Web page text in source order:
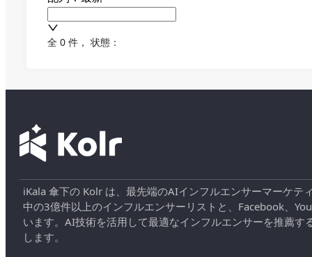
全 0 件 ， 状態：
iKala 傘下の Kolr は、最先端のAIインフルエンサーマーケ
中の3億件以上のインフルエンサーリストと、Facebook、
います。AI技術を活用して最適なインフルエンサーを推薦
します。